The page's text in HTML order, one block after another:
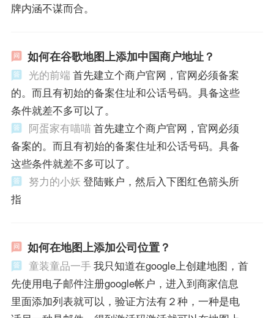
牌内涵不谋而合。
如何在谷歌地图上添加中国商户地址？
光的前端 首先建立个商户官网，官网必须备案
的。而且有初始的备案住址和公话号码。具备这些
条件就差不多可以了。
阿蛋家有喵喵首先建立个商户官网，官网必须
备案的。而且有初始的备案住址和公话号码。具备
这些条件就差不多可以了。
努力的小妖 登陆账户，然后入下图红色箭头所
指
如何在地图上添加公司位置？
童装童品一手 我只知道在google上创建地图，首
先使用电子邮件注册google帐户，进入到商家信息
里面添加列表就可以，验证方法有２种，一种是电